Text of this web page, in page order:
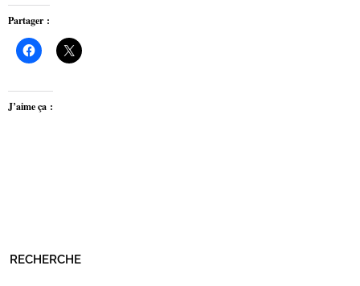
Partager :
J’aime ça :
RECHERCHE